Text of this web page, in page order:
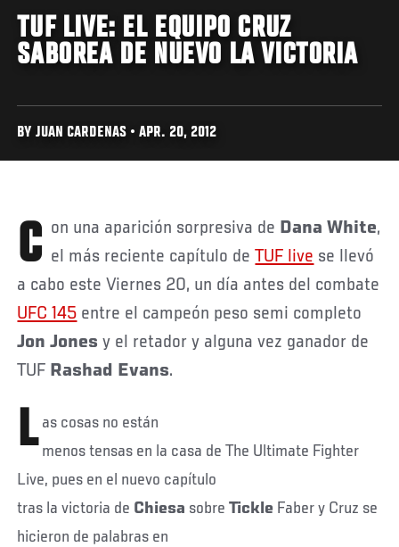
TUF LIVE: EL EQUIPO CRUZ
SABOREA DE NUEVO LA VICTORIA
BY JUAN CARDENAS • APR. 20, 2012
Con una aparición sorpresiva de Dana White,
el más reciente capítulo deTUF live se llevó
a cabo este Viernes 20, un día antes del combate
UFC 145 entre el campeón peso semi completo
Jon Jones y el retador y alguna vez ganador de
TUF Rashad Evans.
L as cosas no están
menos tensas en la casa de The Ultimate Fighter
Live, pues en el nuevo capítulo
tras la victoria de Chiesa sobreTickle Faber y Cruz se
hicieron de palabras en